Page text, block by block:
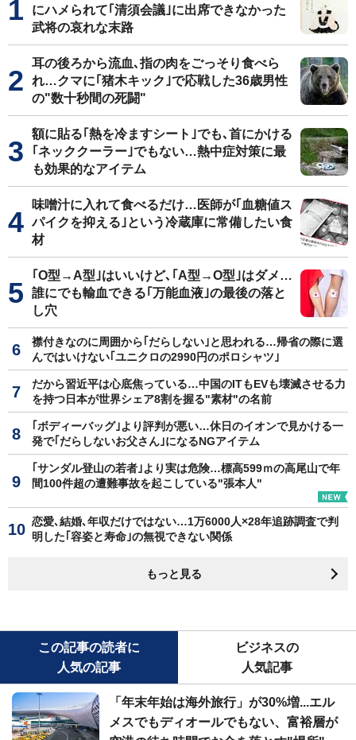
にハメられて｢清須会議｣に出席できなかった
武将の哀れな末路
耳の後ろから流血､指の肉をごっそり食べら
れ…クマに｢猪木キック｣で応戦した36歳男性
の"数十秒間の死闘"
額に貼る｢熱を冷ますシート｣でも､首にかける
｢ネッククーラー｣でもない…熱中症対策に最
も効果的なアイテム
味噌汁に入れて食べるだけ…医師が｢血糖値ス
パイクを抑える｣という冷蔵庫に常備したい食
材
｢O型→A型｣はいいけど､｢A型→O型｣はダメ…
誰にでも輸血できる｢万能血液｣の最後の落と
し穴
襟付きなのに周囲から｢だらしない｣と思われる…帰省の際に選
んではいけない｢ユニクロの2990円のポロシャツ｣
だから習近平は心底焦っている…中国のITもEVも壊滅させる力
を持つ日本が世界シェア8割を握る"素材"の名前
｢ボディーバッグ｣より評判が悪い…休日のイオンで見かける一
発で｢だらしないお父さん｣になるNGアイテム
｢サンダル登山の若者｣より実は危険…標高599ｍの高尾山で年
間100件超の遭難事故を起こしている"張本人"
恋愛､結婚､年収だけではない…1万6000人×28年追跡調査で判
明した｢容姿と寿命｣の無視できない関係
もっと見る
この記事の読者に
人気の記事
ビジネスの
人気記事
「年末年始は海外旅行」が30%増...エル
メスでもディオールでもない、富裕層が